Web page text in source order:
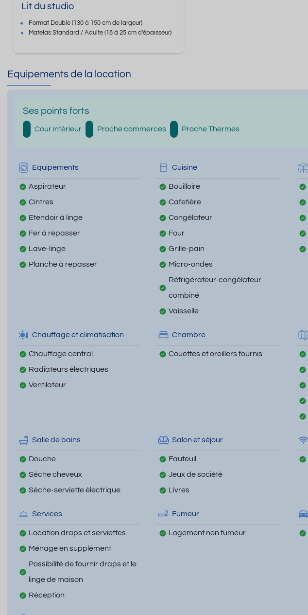
Lit du studio
Format Double (130 à 150 cm de largeur)
Matelas Standard / Adulte(18 à 25 cm d'épaisseur)
Equipements de la location
Ses points forts
Cour intérieur Proche commerces Proche Thermes
Equipements
Aspirateur
Cintres
Etendoir à linge
Fer à repasser
Lave-linge
Planche à repasser
Cuisine
Bouilloire
Cafetière
Congélateur
Four
Grille-pain
Micro-ondes
Réfrigérateur-congélateur
combiné
Vaisselle
Chauffage et climatisation
Chauffage central
Radiateurs électriques
Ventilateur
Chambre
Couettes et oreillers fournis
Salle de bains
Douche
Sèche cheveux
Sèche-serviette électrique
Salon et séjour
Fauteuil
Jeux de société
Livres
Services
Location draps et serviettes
Ménage en supplément
Possibilité de fournir draps et le
linge de maison
Réception
Fumeur
Logement non fumeur